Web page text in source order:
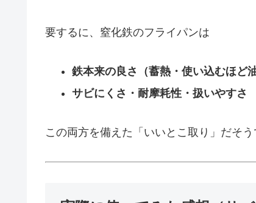
要するに、窒化鉄のフライパンは
鉄本来の良さ（蓄熱・使い込むほど
サビにくさ・耐摩耗性・扱いやすさ
この両方を備えた「いいとこ取り」だそう